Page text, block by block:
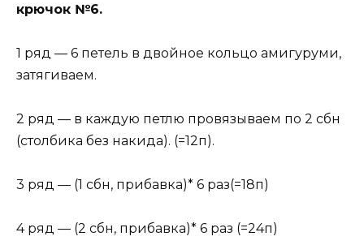
крючок №6.
1 ряд — 6 петель в двойное кольцо амигуруми,
затягиваем.
2 ряд — в каждую петлю провязываем по 2 сбн
(столбика без накида). (=12п).
3 ряд — (1 сбн, прибавка)* 6 раз(=18п)
4 ряд — (2 сбн, прибавка)* 6 раз (=24п)